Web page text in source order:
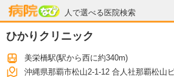
人で選べる医院検索
病院なび
ひかりクリニック
美栄橋駅(駅から西に約340m)
沖縄県那覇市松山2-1-12 合人社那覇松山